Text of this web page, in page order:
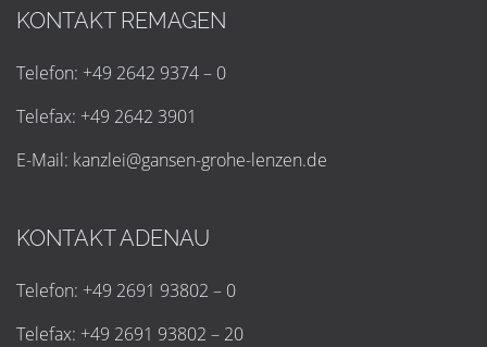
KONTAKT REMAGEN
Telefon: +49 2642 9374 – 0
Telefax: +49 2642 3901
E-Mail: kanzlei@gansen-grohe-lenzen.de
KONTAKT ADENAU
Telefon: +49 2691 93802 – 0
Telefax: +49 2691 93802 – 20